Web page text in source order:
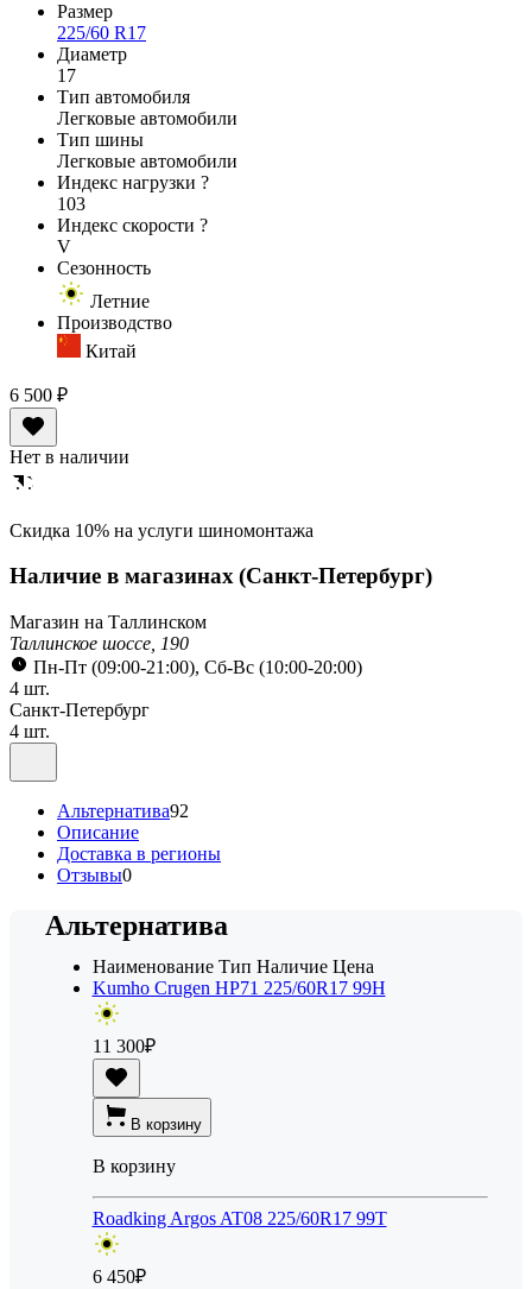
Размер
225/60 R17
Диаметр
17
Тип автомобиля
Легковые автомобили
Тип шины
Легковые автомобили
Индекс нагрузки ?
103
Индекс скорости ?
V
Сезонность
Летние
Производство
Китай
6 500 ₽
Нет в наличии
Cкидка 10% на услуги шиномонтажа
Наличие в магазинах(Санкт-Петербург)
Магазин на Таллинском
Таллинское шоссе, 190
Пн-Пт (09:00-21:00), Сб-Вс (10:00-20:00)
4 шт.
Санкт-Петербург
4 шт.
Альтернатива92
Описание
Доставка в регионы
Отзывы0
Альтернатива
Наименование Тип Наличие Цена
Kumho Crugen HP71 225/60R17 99H
11 300₽
В корзину
В корзину
Roadking Argos AT08 225/60R17 99T
6 450₽